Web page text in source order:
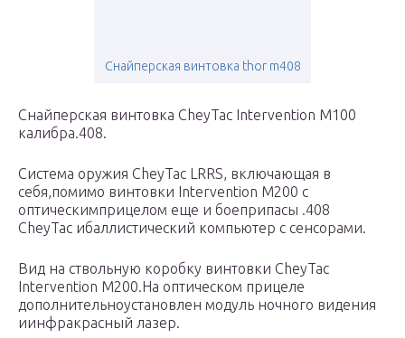
Снайперская винтовка thor m408
Снайперская винтовка CheyTac Intervention M100
калибра.408.
Система оружия CheyTac LRRS, включающая в
себя,помимо винтовки Intervention M200 с
оптическимприцелом еще и боеприпасы .408
CheyTac ибаллистический компьютер с сенсорами.
Вид на ствольную коробку винтовки CheyTac
Intervention M200.На оптическом прицеле
дополнительноустановлен модуль ночного видения
иинфракрасный лазер.